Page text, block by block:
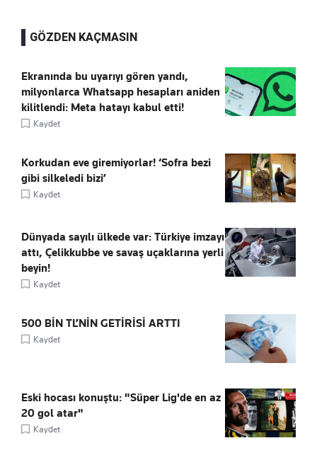
GÖZDEN KAÇMASIN
Ekranında bu uyarıyı gören yandı,
milyonlarca Whatsapp hesapları aniden
kilitlendi: Meta hatayı kabul etti!
Kaydet
Korkudan eve giremiyorlar! ‘Sofra bezi
gibi silkeledi bizi’
Kaydet
Dünyada sayılı ülkede var: Türkiye imzayı
attı, Çelikkubbe ve savaş uçaklarına yerli
beyin!
Kaydet
500 BİN TL’NİN GETİRİSİ ARTTI
Kaydet
Eski hocası konuştu: "Süper Lig'de en az
20 gol atar"
Kaydet